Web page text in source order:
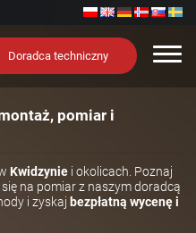
Doradca techniczny
pomiar i
Kwidzynie i okolicach. Poznaj
na pomiar z naszym doradcą
i zyskaj bezpłatną wycenę i